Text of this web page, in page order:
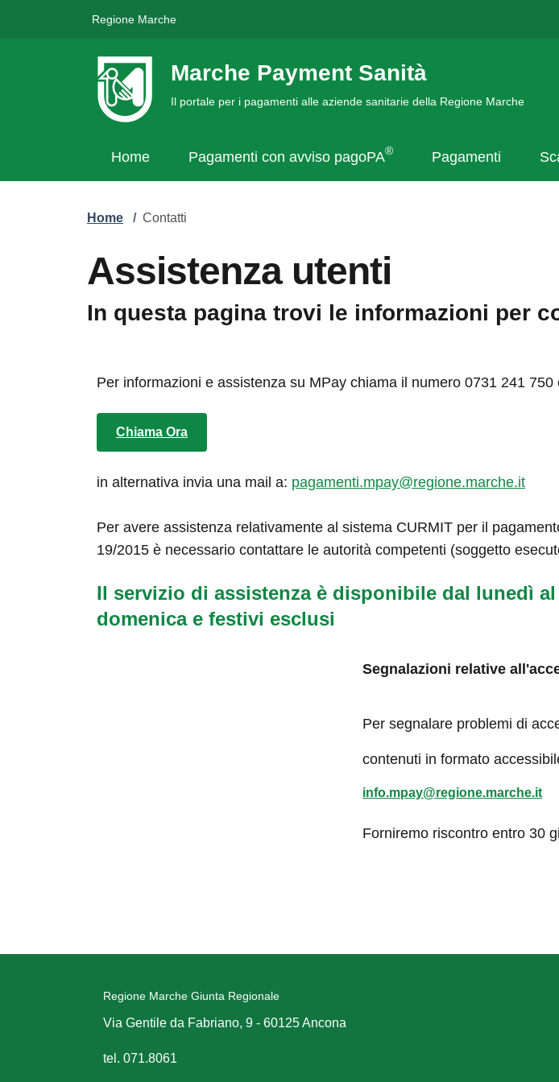
Regione Marche
Marche Payment Sanità
Il portale per i pagamenti alle aziende sanitarie della Regione Marche
Home Pagamenti con avviso pagoPA® Pagamenti
Home / Contatti
Assistenza utenti
In questa pagina trovi le informazioni per
Per informazioni e assistenza su MPay chiama il numero 0731 241
Chiama Ora
in alternativa invia una mail a: pagamenti.mpay@regione.marche.it
Per avere assistenza relativamente al sistema CURMIT per il
19/2015 è necessario contattare le autorità competenti (soggetto
Il servizio di assistenza è disponibile dal lunedì al
domenica e festivi esclusi
Segnalazioni relative
Per segnalare problemi di
contenuti in formato
info.mpay@regione.marche.it
Forniremo riscontro entro 30
Regione Marche Giunta Regionale
Via Gentile da Fabriano, 9 - 60125 Ancona
tel. 071.8061